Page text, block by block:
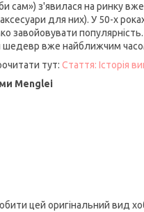
сам») з'явилася на ринку
для них). У 50-х
завойовувати популярність.
шедевр вже найближчим
тут: Стаття: Історія
Menglei
цей оригінальний вид